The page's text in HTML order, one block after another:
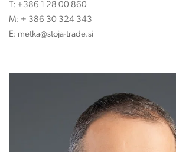
T: +386 1 28 00 860
M: + 386 30 324 343
E: metka@stoja-trade.si